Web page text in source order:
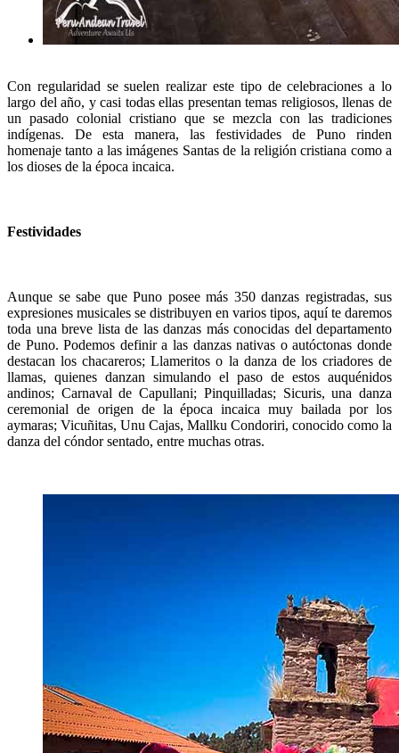
Con regularidad se suelen realizar este tipo de celebraciones a lo
largo del año, y casi todas ellas presentan temas religiosos, llenas de
un pasado colonial cristiano que se mezcla con las tradiciones
indígenas. De esta manera, las festividades de Puno rinden
homenaje tanto a las imágenes Santas de la religión cristiana como a
los dioses de la época incaica.
Festividades
Aunque se sabe que Puno posee más 350 danzas registradas, sus
expresiones musicales se distribuyen en varios tipos, aquí te daremos
toda una breve lista de las danzas más conocidas del departamento
de Puno. Podemos definir a las danzas nativas o autóctonas donde
destacan los chacareros; Llameritos o la danza de los criadores de
llamas, quienes danzan simulando el paso de estos auquénidos
andinos; Carnaval de Capullani; Pinquilladas; Sicuris, una danza
ceremonial de origen de la época incaica muy bailada por los
aymaras; Vicuñitas, Unu Cajas, Mallku Condoriri, conocido como la
danza del cóndor sentado, entre muchas otras.